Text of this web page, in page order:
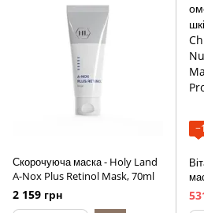
Скорочуюча маска - Holy Land
A-Nox Plus Retinol Mask, 70ml
2 159 грн